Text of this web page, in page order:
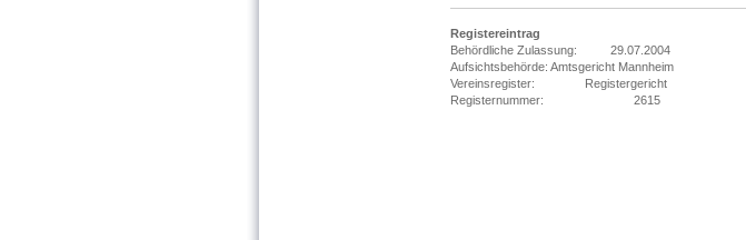
Registereintrag
Behördliche Zulassung: 29.07.2004
Aufsichtsbehörde: Amtsgericht Mannheim
Vereinsregister: Registergericht
Registernummer: 2615